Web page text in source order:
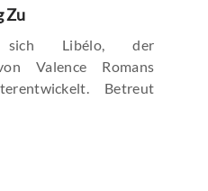
Zu
Libélo, der
Valence Romans
Betreut